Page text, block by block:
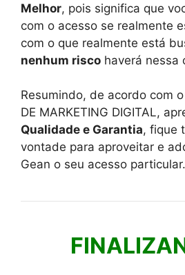
Melhor, pois significa que
com o acesso se realmente
com o que realmente está
nenhum risco haverá nessa
Resumindo, de acordo com o
DE MARKETING DIGITAL,
Qualidade e Garantia, fique
vontade para aproveitar e
Gean o seu acesso particular.